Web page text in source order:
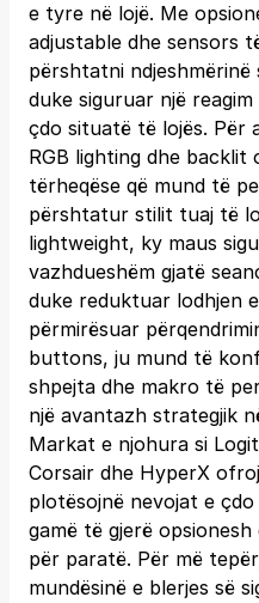
e tyre në lojë. Me
adjustable dhe sensors
përshtatni
duke siguruar një
çdo situatë të lojës. Për
RGB lighting dhe backlit
tërheqëse që mund të
përshtatur stilit tuaj të
lightweight, ky maus
vazhdueshëm gjatë
duke reduktuar lodhjen
përmirësuar
buttons, ju mund të
shpejta dhe makro të
një avantazh strategjik
Markat e njohura si
Corsair dhe HyperX
plotësojnë nevojat e
gamë të gjerë
për paratë. Për më
mundësinë e blerjes së